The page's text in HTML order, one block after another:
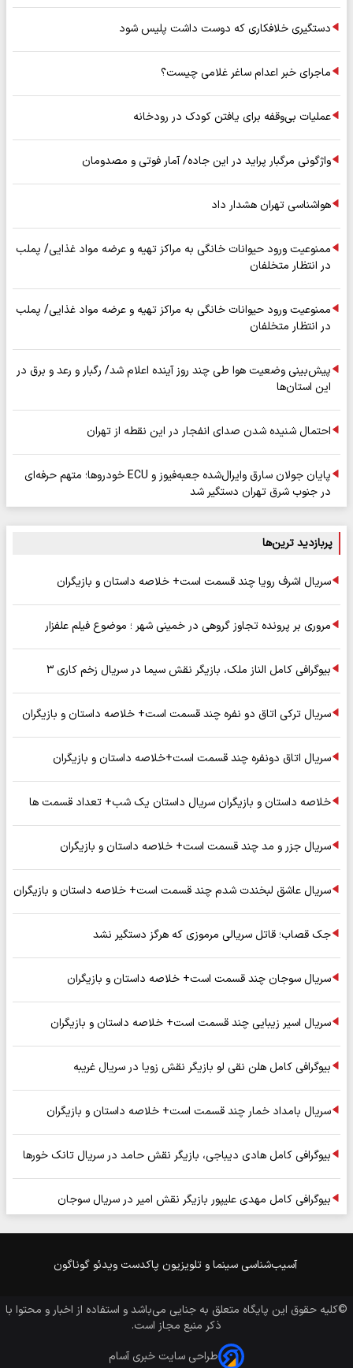
دستگیری خلافکاری که دوست داشت پلیس شود
ماجرای خبر اعدام ساغر غلامی چیست؟
عملیات بی‌وقفه برای یافتن کودک در رودخانه
واژگونی مرگبار پراید در این جاده/ آمار فوتی و مصدومان
هواشناسی تهران هشدار داد
ممنوعیت ورود حیوانات خانگی به مراکز تهیه و عرضه مواد غذایی/ پملب
در انتظار متخلفان
ممنوعیت ورود حیوانات خانگی به مراکز تهیه و عرضه مواد غذایی/ پملب
در انتظار متخلفان
پیش‌بینی وضعیت هوا طی چند روز آینده اعلام شد/ رگبار و رعد و برق در
این استان‌ها
احتمال شنیده شدن صدای انفجار در این نقطه از تهران
پایان جولان سارق وایرال‌شده جعبه‌فیوز و ECU خودروها؛ متهم حرفه‌ای
در جنوب شرق تهران دستگیر شد
پربازدید ترین‌ها
سریال اشرف رویا چند قسمت است+ خلاصه داستان و بازیگران
مروری بر پرونده تجاوز گروهی در خمینی شهر ؛ موضوع فیلم علفزار
بیوگرافی کامل الناز ملک، بازیگر نقش سیما در سریال زخم کاری ۳
سریال ترکی اتاق دو نفره چند قسمت است+ خلاصه داستان و بازیگران
سریال اتاق دونفره چند قسمت است+خلاصه داستان و بازیگران
خلاصه داستان و بازیگران سریال داستان یک شب+ تعداد قسمت ها
سریال جزر و مد چند قسمت است+ خلاصه داستان و بازیگران
سریال عاشق لبخندت شدم چند قسمت است+ خلاصه داستان و بازیگران
جک قصاب؛ قاتل سریالی مرموزی که هرگز دستگیر نشد
سریال سوجان چند قسمت است+ خلاصه داستان و بازیگران
سریال اسیر زیبایی چند قسمت است+ خلاصه داستان و بازیگران
بیوگرافی کامل هلن نقی لو بازیگر نقش زویا در سریال غریبه
سریال بامداد خمار چند قسمت است+ خلاصه داستان و بازیگران
بیوگرافی کامل هادی دیباجی، بازیگر نقش حامد در سریال تانک خورها
بیوگرافی کامل مهدی علیپور بازیگر نقش امیر در سریال سوجان
آسیب‌شناسی سینما و تلویزیون پاکدست ویدئو گوناگون
©کلیه حقوق این پایگاه متعلق به جنایی می‌باشد و استفاده از اخبار و محتوا با
ذکر منبع مجاز است.
طراحی سایت خبری آسام